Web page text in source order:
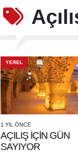
YEREL
1 YIL ÖNCE
AÇILIŞ İÇİN GÜN
SAYIYOR